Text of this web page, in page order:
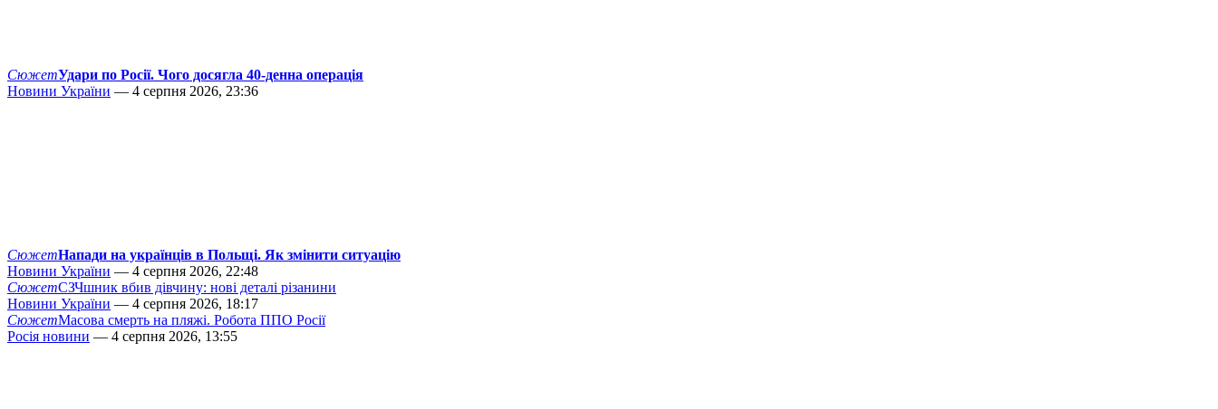
СюжетУдари по Росії. Чого досягла 40-денна операція
Новини України — 4 серпня 2026, 23:36
СюжетНапади на українців в Польщі. Як змінити ситуацію
Новини України — 4 серпня 2026, 22:48
СюжетСЗЧшник вбив дівчину: нові деталі різанини
Новини України — 4 серпня 2026, 18:17
СюжетМасова смерть на пляжі. Робота ППО Росії
Росія новини — 4 серпня 2026, 13:55